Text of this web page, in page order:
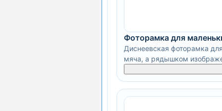
Фоторамка для
Диснеевская фоторамка
мяча, а рядышком